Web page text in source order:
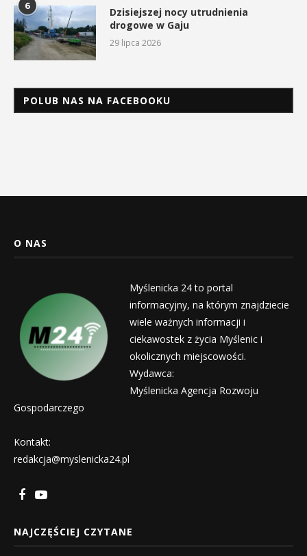
6
Dzisiejszej nocy utrudnienia
drogowe w Gaju
29 lipca 2026
POLUB NAS NA FACEBOOKU
O NAS
Myślenicka 24 to portal
informacyjny, na którym znajdziecie
wiele ważnych informacji i
ciekawostek z życia Myślenic i
okolicznych miejscowości.
Wydawca:
Myślenicka Agencja Rozwoju
Gospodarczego
Kontakt:
redakcja@myslenicka24.pl
NAJCZĘŚCIEJ CZYTANE